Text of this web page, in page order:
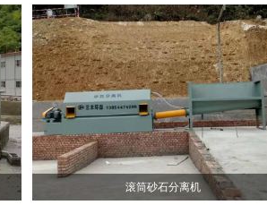
滚筒砂石分离机